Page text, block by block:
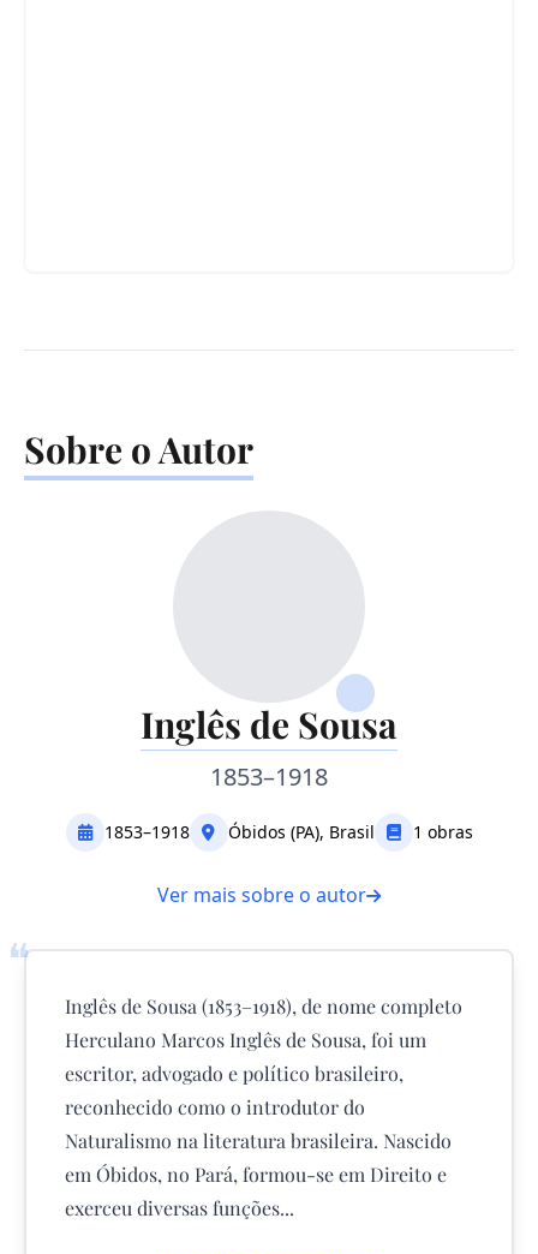
Sobre o Autor
Inglês de Sousa
1853–1918
1853–1918 Óbidos (PA), Brasil 1 obras
Ver mais sobre o autor
❝
Inglês de Sousa (1853–1918), de nome completo
Herculano Marcos Inglês de Sousa, foi um
escritor, advogado e político brasileiro,
reconhecido como o introdutor do
Naturalismo na literatura brasileira. Nascido
em Óbidos, no Pará, formou-se em Direito e
exerceu diversas funções...